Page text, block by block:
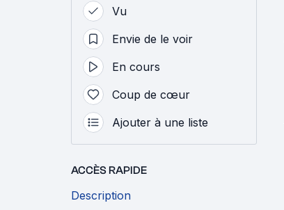
Vu
Envie de le voir
En cours
Coup de cœur
Ajouter à une liste
ACCÈS RAPIDE
Description